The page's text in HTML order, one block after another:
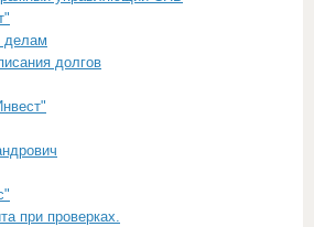
делам
долгов
при проверках.